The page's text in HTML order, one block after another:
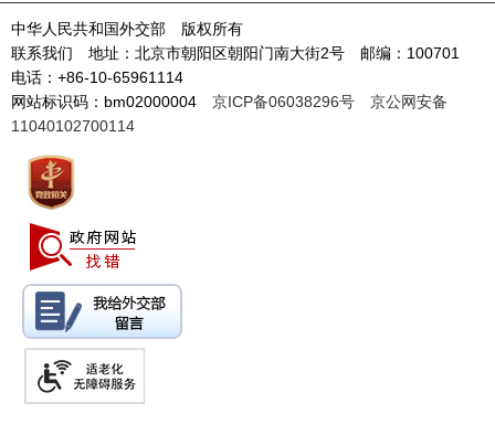
中华人民共和国外交部 版权所有
联系我们 地址：北京市朝阳区朝阳门南大街2号 邮编：100701
电话：+86-10-65961114
网站标识码：bm02000004 京ICP备06038296号
京公网安备
11040102700114